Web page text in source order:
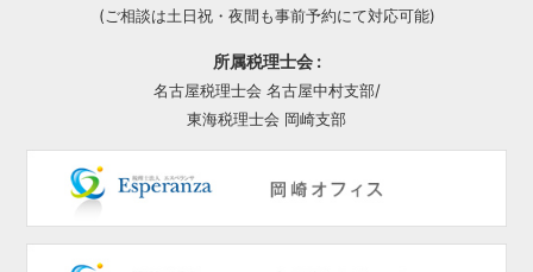
(ご相談は土日祝・夜間も事前予約にて対応可能)
所属税理士会 :
名古屋税理士会 名古屋中村支部/
東海税理士会 岡崎支部